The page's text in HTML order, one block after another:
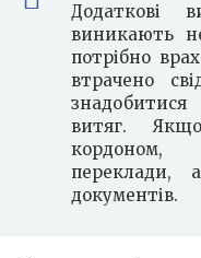
Додаткові
виникають
потрібно
втрачено
витяг.
кордоном,
переклади,
документів.